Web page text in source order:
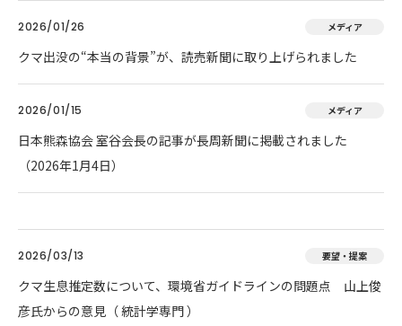
2026/01/26 メディア
クマ出没の“本当の背景”が、読売新聞に取り上げられました
2026/01/15 メディア
日本熊森協会 室谷会長の記事が長周新聞に掲載されました
（2026年1月4日）
2026/03/13 要望・提案
クマ生息推定数について、環境省ガイドラインの問題点 山上俊
彦氏からの意見（ 統計学専門 ）